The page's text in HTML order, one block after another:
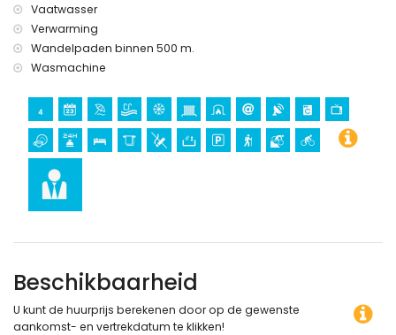
Vaatwasser
Verwarming
Wandelpaden binnen 500 m.
Wasmachine
Beschikbaarheid
U kunt de huurprijs berekenen door op de gewenste
aankomst- en vertrekdatum te klikken!